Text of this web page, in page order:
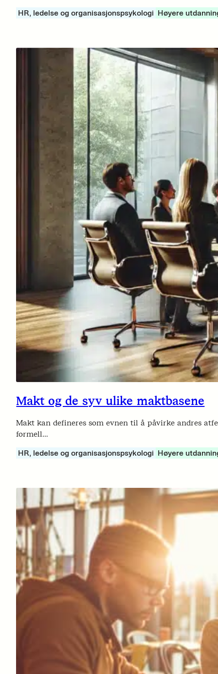
HR, ledelse og organisasjonspsykologi Høyere
Makt og de syv ulike maktbasene
Makt kan defineres som evnen til å påvirke andres
formell…
HR, ledelse og organisasjonspsykologi Høyere